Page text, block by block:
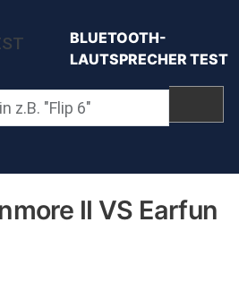
BLUETOOTH-
LAUTSPRECHER TEST
II VS Earfun